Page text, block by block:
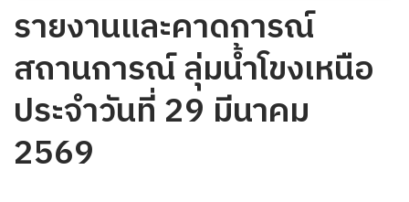
รายงานและคาดการณ์
สถานการณ์ ลุ่มน้ำโขงเหนือ
ประจำวันที่ 29 มีนาคม
2569